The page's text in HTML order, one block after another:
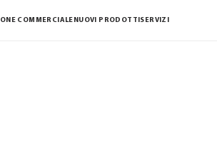
COMMERCIALE NUOVI PRODOTTI SERVIZI